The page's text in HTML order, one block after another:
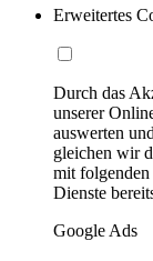
Erweitertes
Durch das
unserer
auswerten
gleichen wir
mit folgenden
Dienste
Google Ads